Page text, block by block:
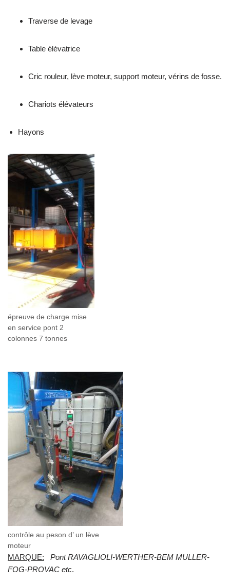
Traverse de levage
Table élévatrice
Cric rouleur, lève moteur, support moteur, vérins de fosse.
Chariots élévateurs
Hayons
épreuve de charge mise
en service pont 2
colonnes 7 tonnes
contrôle au peson d’ un lève
moteur
MARQUE:
Pont RAVAGLIOLI-WERTHER-BEM MULLER-
FOG-PROVAC etc.